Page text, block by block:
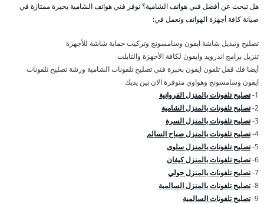
هل تبحث عن أفضل فني هواتف الشامية؟ نوفر فني هواتف الشامية بخبرة ممتازة في
صيانة كافة أجهزة الهواتف ونعمل في:
تصليح وتبديل شاشة ايفون وسامسونج وتركيب حماية شاشة للأجهزة
تنزيل برامج اندرويد وايفون لكافة الأجهزة والتابلت
أيضا فك قفل تلفون ايفون بخبرة فني تصليح تلفونات الشامية ورشة تصليح تلفونات
ايفون وسامسونج وهواوي متوفرة الان بين يديك
1- تصليح تلفونات بالمنزل الفروانية
2- تصليح تلفونات بالمنزل الشامية
3- تصليح تلفونات بالمنزل السرة
4- تصليح تلفونات بالمنزل صباح السالم
5- تصليح تلفونات بالمنزل سلوى
6- تصليح تلفونات بالمنزل كيفان
7- تصليح تلفونات بالمنزل حولي
8- تصليح تلفونات بالمنزل السالمية
9- تصليح تلفونات السالمية